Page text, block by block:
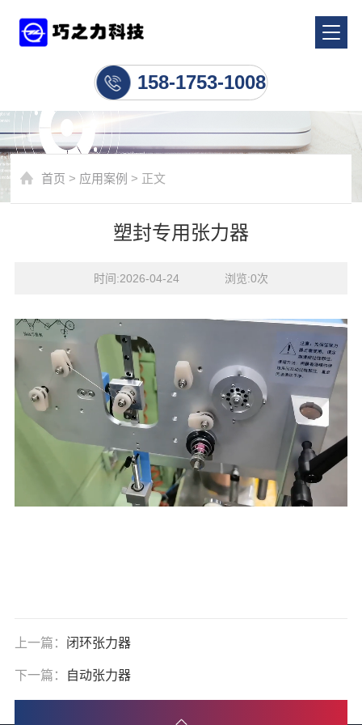
158-1753-1008
首页 > 应用案例 > 正文
塑封专用张力器
时间:2026-04-24    浏览:0次
上一篇： 闭环张力器
下一篇： 自动张力器